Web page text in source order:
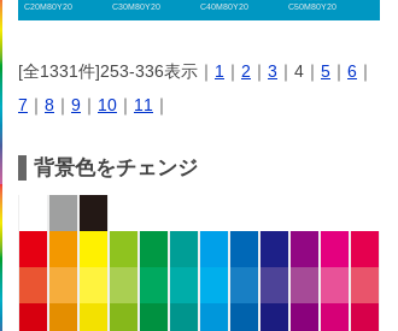
C20M80Y20
C30M80Y20
C40M80Y20
C50M80Y20
[全1331件]253-336表示｜ 1 ｜ 2 ｜ 3 ｜4｜ 5 ｜ 6 ｜
7 ｜ 8 ｜ 9 ｜ 10 ｜ 11 ｜
背景色をチェンジ